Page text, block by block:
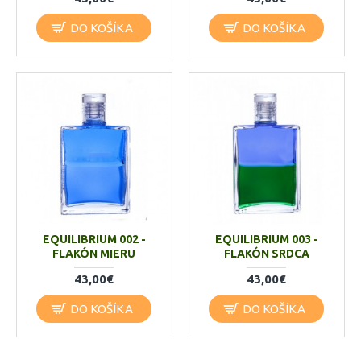
DO KOŠÍKA DO KOŠÍKA
EQUILIBRIUM 002 -
FLAKÓN MIERU
43,00€
DO KOŠÍKA
EQUILIBRIUM 003 -
FLAKÓN SRDCA
43,00€
DO KOŠÍKA